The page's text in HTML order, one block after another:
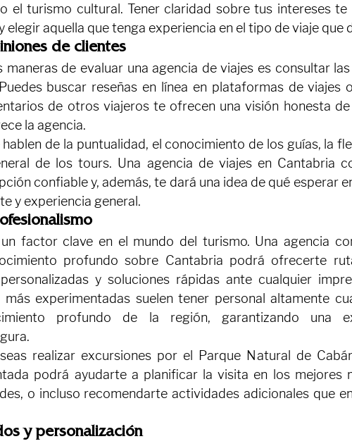
el turismo cultural. Tener claridad sobre tus intereses te
elegir aquella que tenga experiencia en el tipo de viaje que
de clientes
maneras de evaluar una agencia de viajes es consultar
buscar reseñas en línea en plataformas de viajes
de otros viajeros te ofrecen una visión honesta de
la agencia.
hablen de la puntualidad, el conocimiento de los guías, la
de los tours. Una agencia de viajes en Cantabria
confiable y, además, te dará una idea de qué esperar
y experiencia general.
factor clave en el mundo del turismo. Una agencia
profundo sobre Cantabria podrá ofrecerte
y soluciones rápidas ante cualquier
más experimentadas suelen tener personal altamente
profundo de la región, garantizando una
realizar excursiones por el Parque Natural de
podrá ayudarte a planificar la visita en los mejores
o incluso recomendarte actividades adicionales que
y personalización